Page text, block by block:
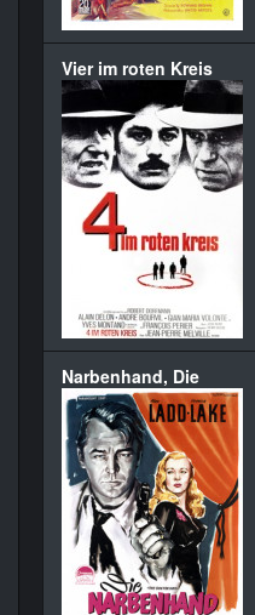
Vier im roten Kreis
Narbenhand, Die